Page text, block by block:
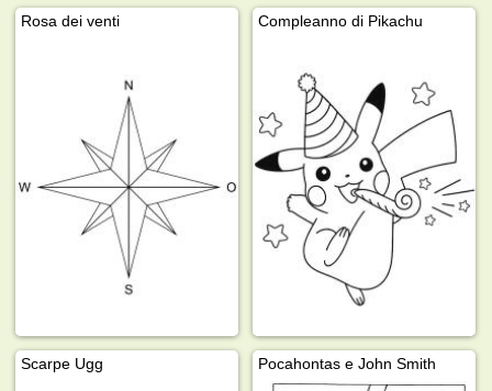
Rosa dei venti Compleanno di Pikachu
Scarpe Ugg Pocahontas e John Smith